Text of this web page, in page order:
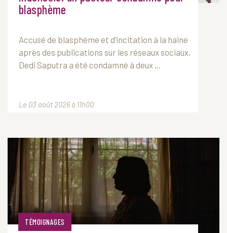
blasphème
Accusé de blasphème et d’incitation à la haine
après des publications sur les réseaux sociaux,
Dedi Saputra a été condamné à deux ...
Le 03 août 2026 à 11h00
TÉMOIGNAGES